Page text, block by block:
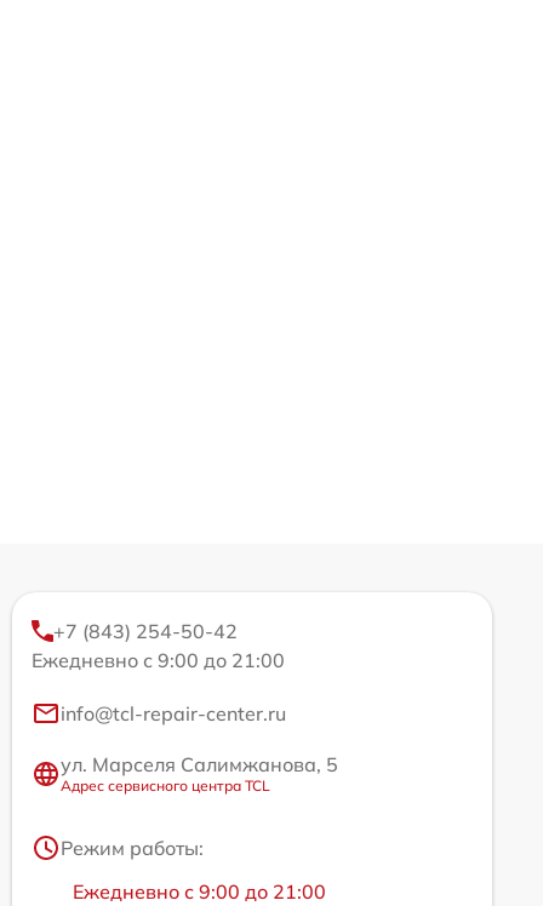
+7 (843) 254-50-42
Ежедневно с 9:00 до 21:00
info@tcl-repair-center.ru
ул. Марселя Салимжанова, 5
Адрес сервисного центра TCL
Режим работы:
Ежедневно с 9:00 до 21:00